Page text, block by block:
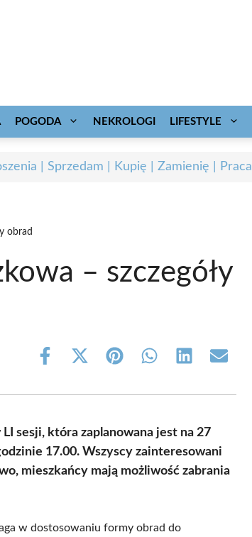
POGODA NEKROLOGI LIFESTYLE
| Sprzedam | Kupię | Zamienię | Praca
obrad
– szczegóły
Share
Share
(Twitter)
Share Share Share Share
sesji, która zaplanowana jest na 27
17.00. Wszyscy zainteresowani
mieszkańcy mają możliwość zabrania
w dostosowaniu formy obrad do